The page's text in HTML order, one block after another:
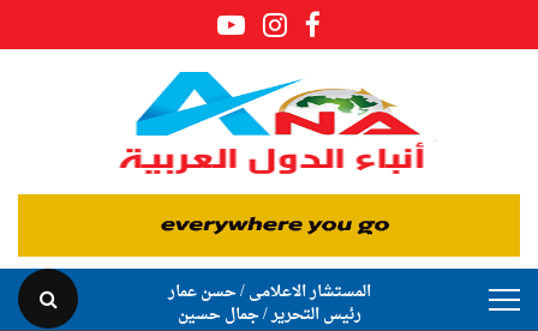
المستشار الاعلامى / حسن عمار
رئيس التحرير / جمال حسين